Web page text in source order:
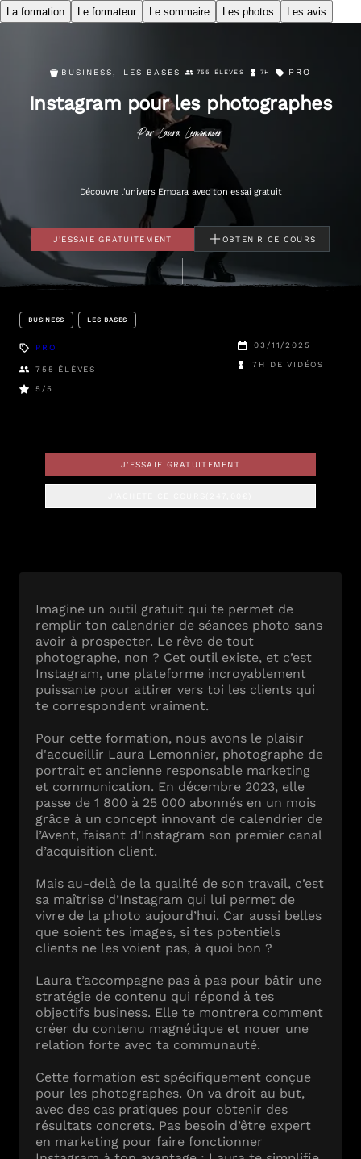
La formation Le formateur Le sommaire Les photos Les avis
BUSINESS LES BASES 755 ÉLÈVES 7H PRO
Instagram pour les photographes
Par Laura Lemonnier
Découvre l'univers Empara avec ton essai gratuit
J'ESSAIE GRATUITEMENT OBTENIR CE COURS
Imagine un outil gratuit qui te permet de
remplir ton calendrier de séances photo sans
avoir à prospecter. Le rêve de tout
photographe, non ? Cet outil existe, et c’est
Instagram, une plateforme incroyablement
puissante pour attirer vers toi les clients qui
te correspondent vraiment.
Pour cette formation, nous avons le plaisir
d'accueillir Laura Lemonnier, photographe de
portrait et ancienne responsable marketing
et communication. En décembre 2023, elle
passe de 1 800 à 25 000 abonnés en un mois
grâce à un concept innovant de calendrier de
l’Avent, faisant d’Instagram son premier canal
d’acquisition client.
Mais au-delà de la qualité de son travail, c’est
sa maîtrise d’Instagram qui lui permet de
vivre de la photo aujourd’hui. Car aussi belles
que soient tes images, si tes potentiels
clients ne les voient pas, à quoi bon ?
Laura t’accompagne pas à pas pour bâtir une
stratégie de contenu qui répond à tes
objectifs business. Elle te montrera comment
créer du contenu magnétique et nouer une
relation forte avec ta communauté.
Cette formation est spécifiquement conçue
pour les photographes. On va droit au but,
avec des cas pratiques pour obtenir des
résultats concrets. Pas besoin d’être expert
en marketing pour faire fonctionner
BUSINESS LES BASES
PRO
755 ÉLÈVES
5 /5
03/11/2025
7H DE VIDÉOS
J'ESSAIE GRATUITEMENT